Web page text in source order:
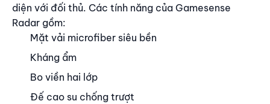
diện với đối thủ. Các tính năng của Gamesense
Radar gồm:
Mặt vải microfiber siêu bền
Kháng ẩm
Bo viền hai lớp
Đế cao su chống trượt